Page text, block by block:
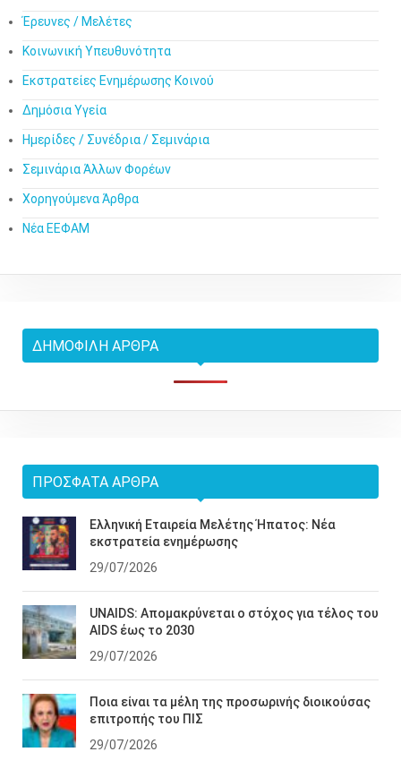
Έρευνες / Μελέτες
Κοινωνική Υπευθυνότητα
Εκστρατείες Ενημέρωσης Κοινού
Δημόσια Υγεία
Ημερίδες / Συνέδρια / Σεμινάρια
Σεμινάρια Άλλων Φορέων
Χορηγούμενα Άρθρα
Νέα ΕΕΦΑΜ
ΔΗΜΟΦΙΛΉ ΆΡΘΡΑ
ΠΡΌΣΦΑΤΑ ΆΡΘΡΑ
Ελληνική Εταιρεία Μελέτης Ήπατος: Νέα
εκστρατεία ενημέρωσης
29/07/2026
UNAIDS: Απομακρύνεται ο στόχος για τέλος του
AIDS έως το 2030
29/07/2026
Ποια είναι τα μέλη της προσωρινής διοικούσας
επιτροπής του ΠΙΣ
29/07/2026